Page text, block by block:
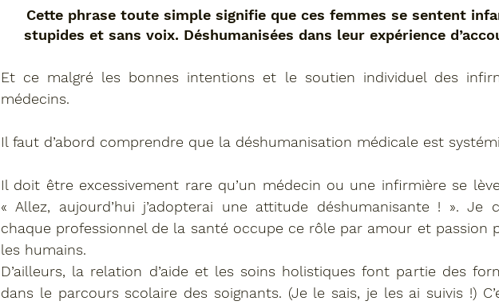
Cette phrase toute simple signifie que ces femmes se sentent
stupides et sans voix. Déshumanisées dans leur expérience
Et ce malgré les bonnes intentions et le soutien individuel des
médecins.
Il faut d’abord comprendre que la déshumanisation médicale est
Il doit être excessivement rare qu’un médecin ou une infirmière se
« Allez, aujourd’hui j’adopterai une attitude déshumanisante ! ». Je
chaque professionnel de la santé occupe ce rôle par amour et passion
les humains.
D’ailleurs, la relation d’aide et les soins holistiques font partie des
dans le parcours scolaire des soignants. (Je le sais, je les ai suivis !)